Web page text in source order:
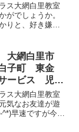
ス大網白里教室
がでしょうか。
りと、好き嫌い
・・色鬼ー！！
大網白里市
子町 東金
ービス 児童
ス大網白里教室
気なお友達が遊
早速ですが今日